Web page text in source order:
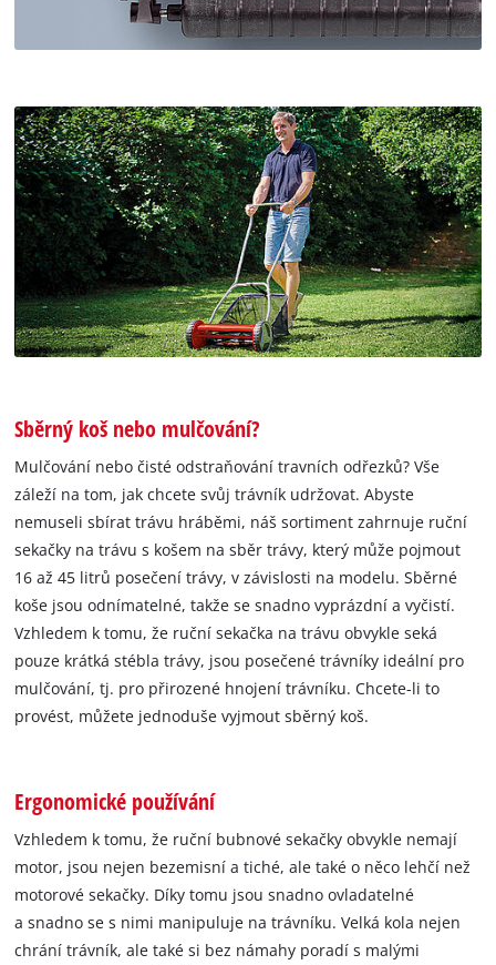
Sběrný koš nebo mulčování?
Mulčování nebo čisté odstraňování travních odřezků? Vše
záleží na tom, jak chcete svůj trávník udržovat. Abyste
nemuseli sbírat trávu hráběmi, náš sortiment zahrnuje ruční
sekačky na trávu s košem na sběr trávy, který může pojmout
16 až 45 litrů posečení trávy, v závislosti na modelu. Sběrné
koše jsou odnímatelné, takže se snadno vyprázdní a vyčistí.
Vzhledem k tomu, že ruční sekačka na trávu obvykle seká
pouze krátká stébla trávy, jsou posečené trávníky ideální pro
mulčování, tj. pro přirozené hnojení trávníku. Chcete-li to
provést, můžete jednoduše vyjmout sběrný koš.
Ergonomické používání
Vzhledem k tomu, že ruční bubnové sekačky obvykle nemají
motor, jsou nejen bezemisní a tiché, ale také o něco lehčí než
motorové sekačky. Díky tomu jsou snadno ovladatelné
a snadno se s nimi manipuluje na trávníku. Velká kola nejen
chrání trávník, ale také si bez námahy poradí s malými